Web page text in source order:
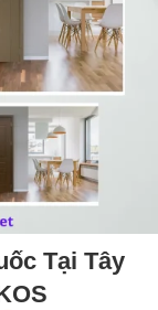
Tại Tây